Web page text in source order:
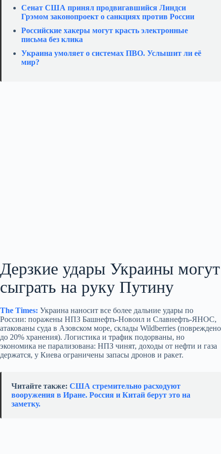
Сенат США принял продвигавшийся Линдси
Грэмом законопроект о санкциях против России
Российские хакеры могут красть электронные
письма без клика
Украина умоляет о системах ПВО. Услышит ли её
мир?
Дерзкие удары Украины могут
сыграть на руку Путину
The Times: Украина наносит все более дальние удары по
России: поражены НПЗ Башнефть‑Новоил и Славнефть‑ЯНОС,
атакованы суда в Азовском море, склады Wildberries (повреждено
до 20% хранения). Логистика и трафик подорваны, но
экономика не парализована: НПЗ чинят, доходы от нефти и газа
держатся, у Киева ограничены запасы дронов и ракет.
Читайте также: США стремительно расходуют
вооружения в Иране. Россия и Китай берут это на
заметку.